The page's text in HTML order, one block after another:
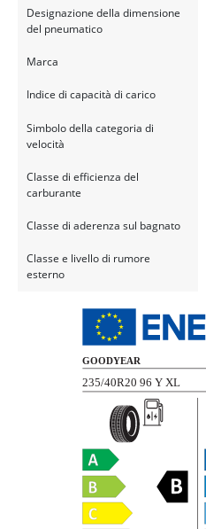
Designazione della dimensione
del pneumatico
Marca
Indice di capacità di carico
Simbolo della categoria di
velocità
Classe di efficienza del
carburante
Classe di aderenza sul bagnato
Classe e livello di rumore
esterno